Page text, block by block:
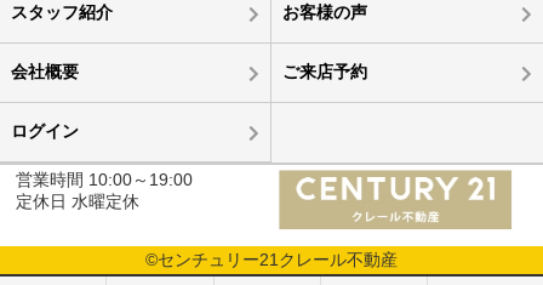
スタッフ紹介 お客様の声
会社概要 ご来店予約
ログイン
営業時間 10:00～19:00
定休日 水曜定休
©センチュリー21クレール不動産